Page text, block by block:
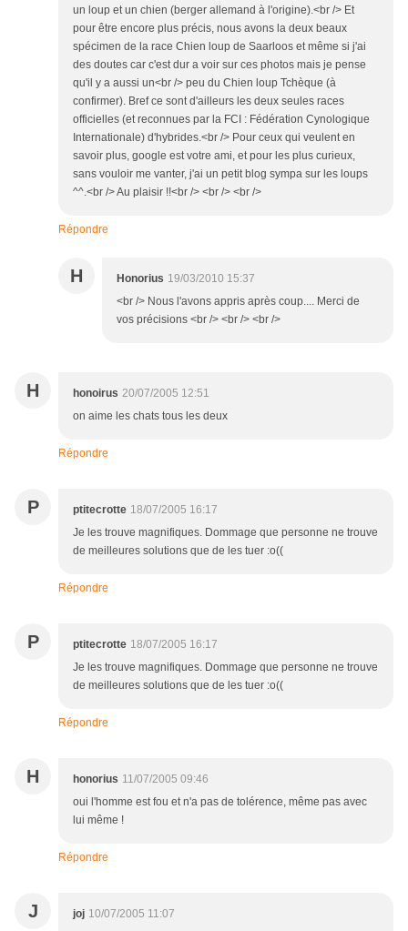
un loup et un chien (berger allemand à l'origine).<br /> Et
pour être encore plus précis, nous avons la deux beaux
spécimen de la race Chien loup de Saarloos et même si j'ai
des doutes car c'est dur a voir sur ces photos mais je pense
qu'il y a aussi un<br /> peu du Chien loup Tchèque (à
confirmer). Bref ce sont d'ailleurs les deux seules races
officielles (et reconnues par la FCI : Fédération Cynologique
Internationale) d'hybrides.<br /> Pour ceux qui veulent en
savoir plus, google est votre ami, et pour les plus curieux,
sans vouloir me vanter, j'ai un petit blog sympa sur les loups
^^.<br /> Au plaisir !!<br /> <br /> <br />
Répondre
H Honorius 19/03/2010 15:37
<br /> Nous l'avons appris après coup.... Merci de
vos précisions <br /> <br /> <br />
H honoirus 20/07/2005 12:51
on aime les chats tous les deux
Répondre
P ptitecrotte 18/07/2005 16:17
Je les trouve magnifiques. Dommage que personne ne trouve
de meilleures solutions que de les tuer :o((
Répondre
P ptitecrotte 18/07/2005 16:17
Je les trouve magnifiques. Dommage que personne ne trouve
de meilleures solutions que de les tuer :o((
Répondre
H honorius 11/07/2005 09:46
oui l'homme est fou et n'a pas de tolérence, même pas avec
lui même !
Répondre
J joj 10/07/2005 11:07